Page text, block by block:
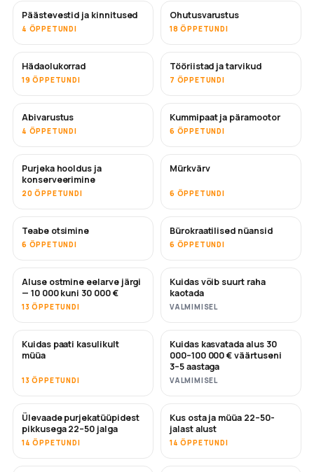
Päästevestid ja kinnitused
4 ÕPPETUNDI
Ohutusvarustus
18 ÕPPETUNDI
Hädaolukorrad
19 ÕPPETUNDI
Tööriistad ja tarvikud
7 ÕPPETUNDI
Abivarustus
4 ÕPPETUNDI
Kummipaat ja päramootor
6 ÕPPETUNDI
Purjeka hooldus ja
konserveerimine
20 ÕPPETUNDI
TULEMAS
Mürkvärv
6 ÕPPETUNDI
Teabe otsimine
6 ÕPPETUNDI
Bürokraatilised nüansid
6 ÕPPETUNDI
TULEMAS
Aluse ostmine eelarve järgi
— 10 000 kuni 30 000 €
13 ÕPPETUNDI
TULEMAS
Kuidas võib suurt raha
kaotada
VALMIMISEL
UUS
Kuidas paati kasulikult
müüa
13 ÕPPETUNDI
UUS
Kuidas kasvatada alus 30
000–100 000 € väärtuseni
3–5 aastaga
VALMIMISEL
TULEMAS
Ülevaade purjekatüüpidest
pikkusega 22–50 jalga
14 ÕPPETUNDI
TULEMAS
Kus osta ja müüa 22–50-
jalast alust
14 ÕPPETUNDI